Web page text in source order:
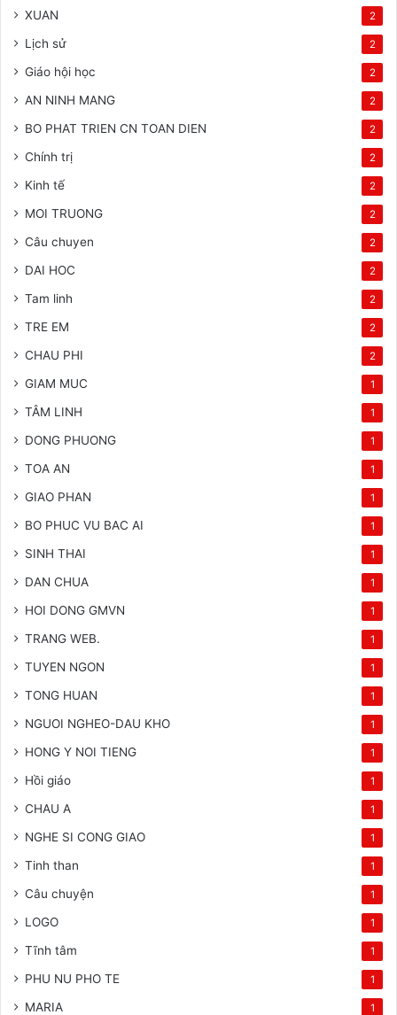
XUAN 2
Lịch sử 2
Giáo hội học 2
AN NINH MANG 2
BO PHAT TRIEN CN TOAN DIEN 2
Chính trị 2
Kinh tế 2
MOI TRUONG 2
Câu chuyen 2
DAI HOC 2
Tam linh 2
TRE EM 2
CHAU PHI 2
GIAM MUC 1
TÂM LINH 1
DONG PHUONG 1
TOA AN 1
GIAO PHAN 1
BO PHUC VU BAC AI 1
SINH THAI 1
DAN CHUA 1
HOI DONG GMVN 1
TRANG WEB. 1
TUYEN NGON 1
TONG HUAN 1
NGUOI NGHEO-DAU KHO 1
HONG Y NOI TIENG 1
Hồi giáo 1
CHAU A 1
NGHE SI CONG GIAO 1
Tinh than 1
Câu chuyện 1
LOGO 1
Tĩnh tâm 1
PHU NU PHO TE 1
MARIA 1